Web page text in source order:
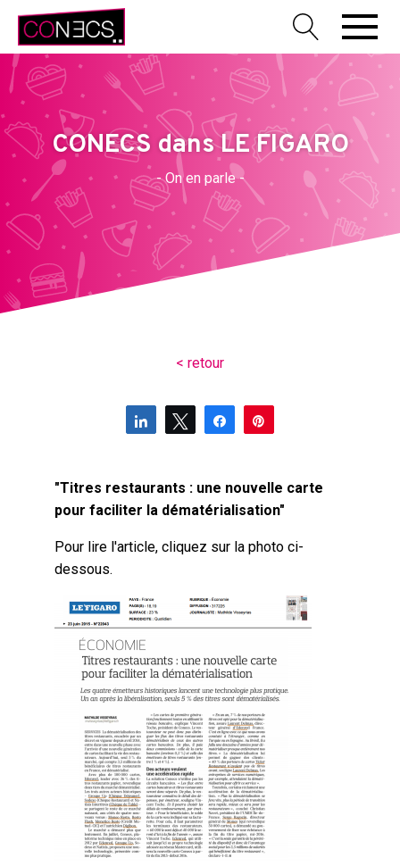
CONECS dans LE FIGARO
- On en parle -
< retour
Partagez Tweetez Partagez
"Titres restaurants : une nouvelle carte
pour faciliter la dématérialisation"
Pour lire l'article, cliquez sur la photo ci-
dessous.